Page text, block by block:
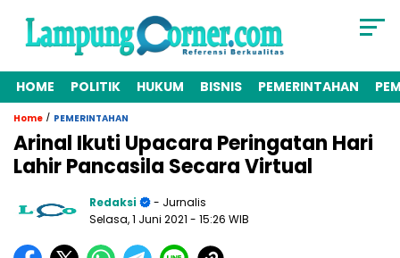
HOME POLITIK HUKUM BISNIS PEMERINTAHAN
Home / PEMERINTAHAN
Arinal Ikuti Upacara Peringatan Hari
Lahir Pancasila Secara Virtual
Redaksi
- Jurnalis
Selasa, 1 Juni 2021 - 15:26 WIB